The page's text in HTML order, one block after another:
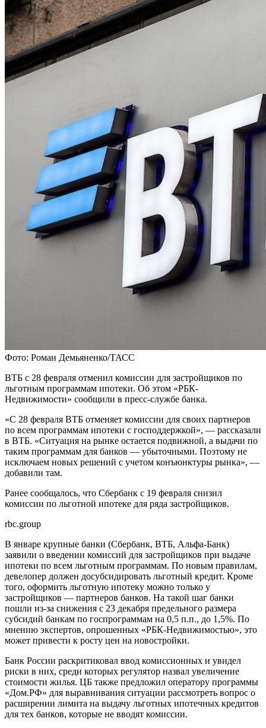
Фото: Роман Демьяненко/ТАСС
ВТБ с 28 февраля отменил комиссии для застройщиков по
льготным программам ипотеки. Об этом «РБК-
Недвижимости» сообщили в пресс-службе банка.
«С 28 февраля ВТБ отменяет комиссии для своих партнеров
по всем программам ипотеки с господдержкой», — рассказали
в ВТБ. «Ситуация на рынке остается подвижной, а выдачи по
таким программам для банков — убыточными. Поэтому не
исключаем новых решений с учетом конъюнктуры рынка», —
добавили там.
Ранее сообщалось, что Сбербанк с 19 февраля снизил
комиссии по льготной ипотеке для ряда застройщиков.
rbc.group
В январе крупные банки (Сбербанк, ВТБ, Альфа-Банк)
заявили о введении комиссий для застройщиков при выдаче
ипотеки по всем льготным программам. По новым правилам,
девелопер должен досубсидировать льготный кредит. Кроме
того, оформить льготную ипотеку можно только у
застройщиков — партнеров банков. На такой шаг банки
пошли из-за снижения с 23 декабря предельного размера
субсидий банкам по госпрограммам на 0,5 п.п., до 1,5%. По
мнению экспертов, опрошенных «РБК-Недвижимостью», это
может привести к росту цен на новостройки.
Банк России раскритиковал ввод комиссионных и увидел
риски в них, среди которых регулятор назвал увеличение
стоимости жилья. ЦБ также предложил оператору программы
«Дом.РФ» для выравнивания ситуации рассмотреть вопрос о
расширении лимита на выдачу льготных ипотечных кредитов
для тех банков, которые не вводят комиссии.